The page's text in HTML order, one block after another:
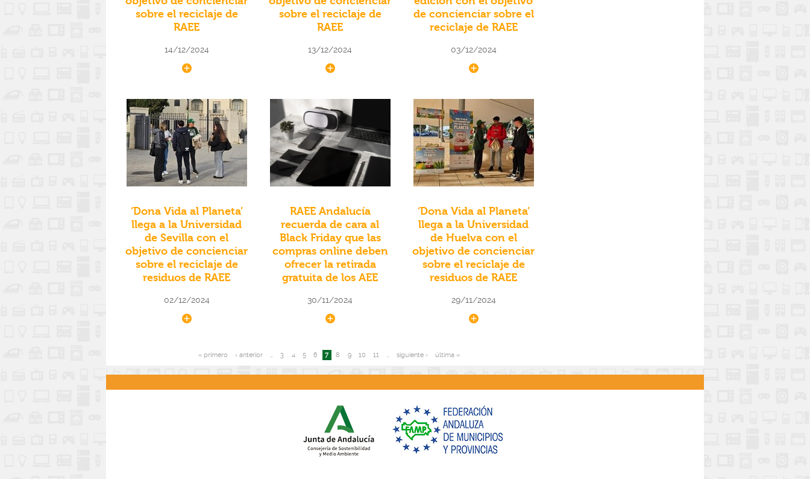
sobre el reciclaje de
RAEE
14/12/2024
sobre el reciclaje de
RAEE
13/12/2024
de concienciar sobre el
reciclaje de RAEE
03/12/2024
‘Dona Vida al Planeta’
llega a la Universidad
de Sevilla con el
objetivo de concienciar
sobre el reciclaje de
residuos de RAEE
02/12/2024
RAEE Andalucía
recuerda de cara al
Black Friday que las
compras online deben
ofrecer la retirada
gratuita de los AEE
30/11/2024
‘Dona Vida al Planeta’
llega a la Universidad
de Huelva con el
objetivo de concienciar
sobre el reciclaje de
residuos de RAEE
29/11/2024
Páginas « primero ‹ anterior … 3 4 5 6 7 8 9 10 11 … siguiente › última »